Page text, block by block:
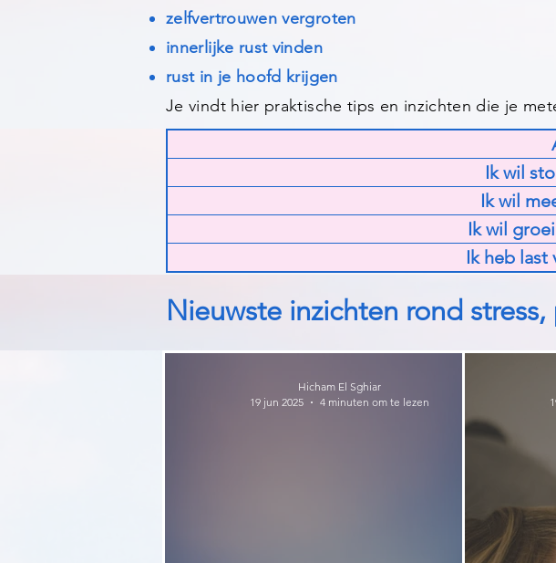
zelfvertrouwen vergroten
innerlijke rust vinden
rust in je hoofd krijgen
Je vindt hier praktische tips en inzichten die je
Ik wil
Ik wil
Ik wil
Ik heb last
Nieuwste inzichten rond
Hicham El Sghiar
19 jun 2025
4 minuten om te lezen